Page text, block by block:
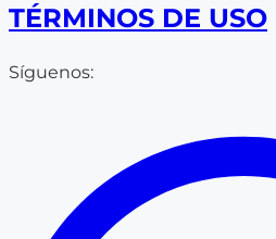
TÉRMINOS DE USO
Síguenos: